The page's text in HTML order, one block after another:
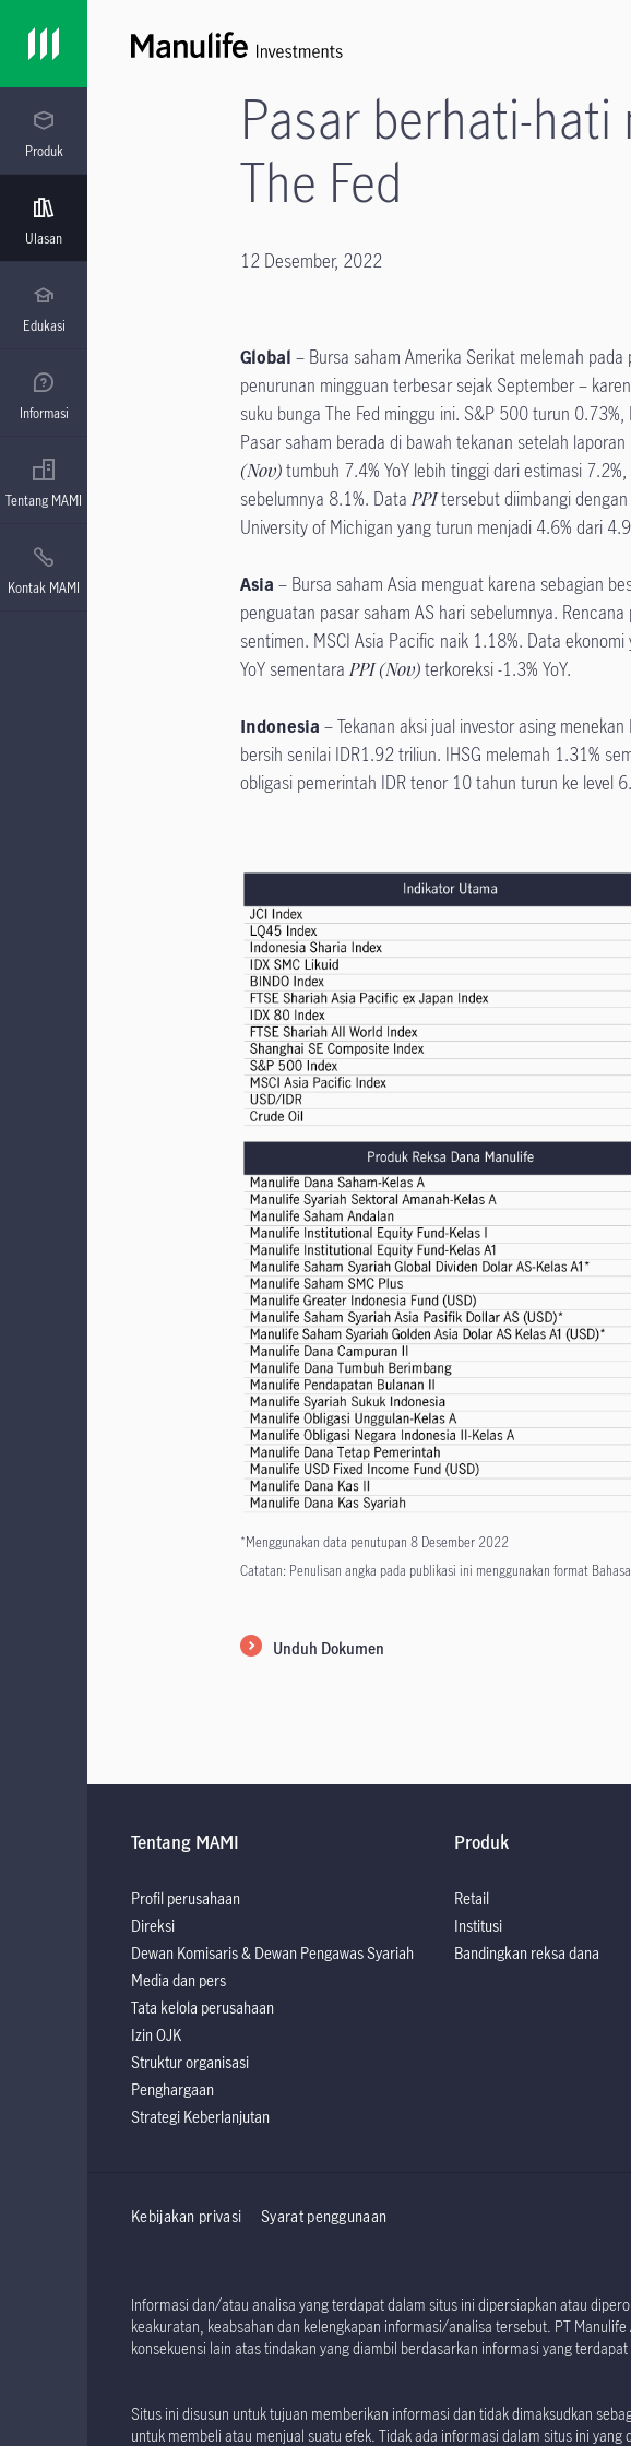
Produk
Ulasan
Edukasi
Informasi
Tentang MAMI
Kontak MAMI
Pasar berhati-
The Fed
12 Desember, 2022
Global– Bursa saham Amerika Serikat melemah
penurunan mingguan terbesar sejak September –
suku bunga The Fed minggu ini. S&P 500 turun
Pasar saham berada di bawah tekanan setelah
(Nov)tumbuh 7.4% YoY lebih tinggi dari estimasi
sebelumnya 8.1%. DataPPItersebut diimbangi
University of Michigan yang turun menjadi 4.6% dari
Asia– Bursa saham Asia menguat karena sebagian
penguatan pasar saham AS hari sebelumnya.
sentimen. MSCI Asia Pacific naik 1.18%. Data ekonomi
YoY sementaraPPI (Nov)terkoreksi -1.3% YoY.
Indonesia– Tekanan aksi jual investor asing
bersih senilai IDR1.92 triliun. IHSG melemah 1.31%
obligasi pemerintah IDR tenor 10 tahun turun ke level
*Menggunakan data penutupan 8 Desember 2022
Catatan: Penulisan angka pada publikasi ini menggunakan format
Unduh Dokumen
Tentang MAMI
Profil perusahaan
Direksi
Dewan Komisaris & Dewan Pengawas Syariah
Media dan pers
Tata kelola perusahaan
Izin OJK
Struktur organisasi
Penghargaan
Strategi Keberlanjutan
Produk
Retail
Institusi
Bandingkan reksa dana
Kebijakan privasi Syarat penggunaan
Informasi dan/atau analisa yang terdapat dalam situs ini dipersiapkan atau
keakuratan, keabsahan dan kelengkapan informasi/analisa tersebut. PT
konsekuensi lain atas tindakan yang diambil berdasarkan informasi yang
Situs ini disusun untuk tujuan memberikan informasi dan tidak dimaksudkan
untuk membeli atau menjual suatu efek. Tidak ada informasi dalam situs ini